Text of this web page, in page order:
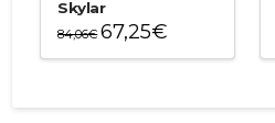
opzioni
possono
pagina
Skylar
84,06€ 67,25€
più